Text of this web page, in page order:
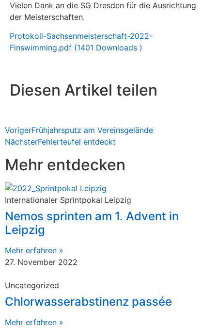
Vielen Dank an die SG Dresden für die Ausrichtung
der Meisterschaften.
Protokoll-Sachsenmeisterschaft-2022-
Finswimming.pdf (1401 Downloads )
Diesen Artikel teilen
VorigerFrühjahrsputz am Vereinsgelände
NächsterFehlerteufel entdeckt
Mehr entdecken
Internationaler Sprintpokal Leipzig
Nemos sprinten am 1. Advent in
Leipzig
Mehr erfahren »
27. November 2022
Uncategorized
Chlorwasserabstinenz passée
Mehr erfahren »